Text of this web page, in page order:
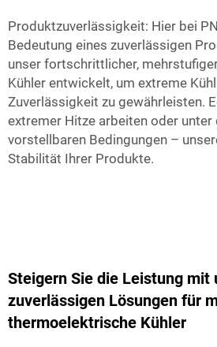
Produktzuverlässigkeit: Hier bei
Bedeutung eines zuverlässigen
unser fortschrittlicher,
Kühler entwickelt, um extreme
Zuverlässigkeit zu gewährleisten.
extremer Hitze arbeiten oder unter
vorstellbaren Bedingungen –
Stabilität Ihrer Produkte.
Steigern Sie die Leistung mit
zuverlässigen Lösungen für
thermoelektrische Kühler